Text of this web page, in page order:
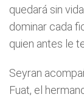
quedará sin
dominar cada
quien antes le
Seyran
Fuat, el